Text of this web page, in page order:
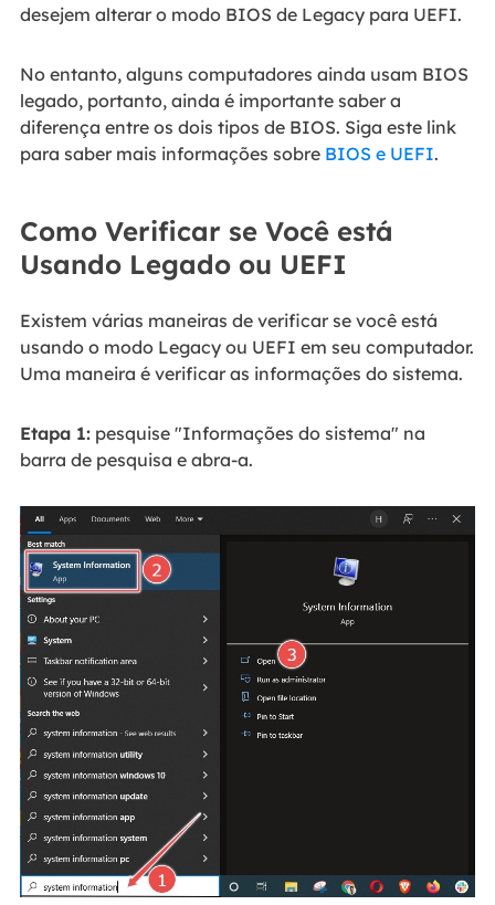
desejem alterar o modo BIOS de Legacy para UEFI.
No entanto, alguns computadores ainda usam BIOS
legado, portanto, ainda é importante saber a
diferença entre os dois tipos de BIOS. Siga este link
para saber mais informações sobre BIOS e UEFI.
Como Verificar se Você está
Usando Legado ou UEFI
Existem várias maneiras de verificar se você está
usando o modo Legacy ou UEFI em seu computador.
Uma maneira é verificar as informações do sistema.
Etapa 1:pesquise "Informações do sistema" na
barra de pesquisa e abra-a.